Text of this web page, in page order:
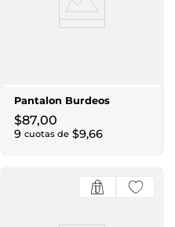
Pantalon Burdeos
$87,00
9 cuotas de $9,66